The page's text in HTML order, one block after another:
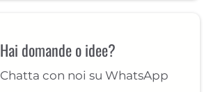
Hai domande o idee?
Chatta con noi su WhatsApp